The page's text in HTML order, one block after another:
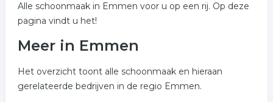
Alle schoonmaak in Emmen voor u op een rij. Op deze
pagina vindt u het!
Meer in Emmen
Het overzicht toont alle schoonmaak en hieraan
gerelateerde bedrijven in de regio Emmen.